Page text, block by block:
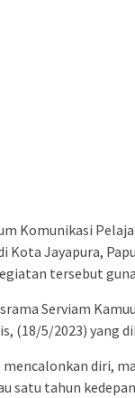
Komunikasi
Kota Jayapura,
tersebut
Serviam
(18/5/2023) yang
diri,
satu tahun